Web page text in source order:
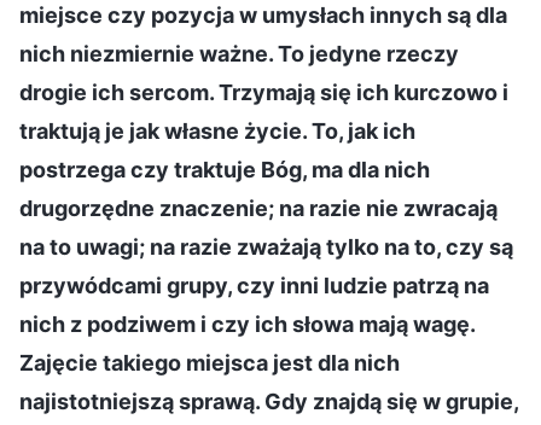
miejsce czy pozycja w umysłach innych są dla
nich niezmiernie ważne. To jedyne rzeczy
drogie ich sercom. Trzymają się ich kurczowo i
traktują je jak własne życie. To, jak ich
postrzega czy traktuje Bóg, ma dla nich
drugorzędne znaczenie; na razie nie zwracają
na to uwagi; na razie zważają tylko na to, czy są
przywódcami grupy, czy inni ludzie patrzą na
nich z podziwem i czy ich słowa mają wagę.
Zajęcie takiego miejsca jest dla nich
najistotniejszą sprawą. Gdy znajdą się w grupie,